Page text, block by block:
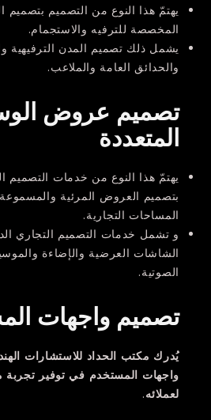
يهتمّ هذا النوع من التصميم بتصميم
المخصصة للترفيه والاستجمام.
يشمل ذلك تصميم المدن الترفيهية
والحدائق العامة والملاعب.
تصميم عروض
المتعددة
يهتمّ هذا النوع من خدمات التصميم
بتصميم العروض المرئية
المساحات التجارية.
و تشمل خدمات التصميم التجاري
الشاشات العرضية والإضاءة
الصوتية.
تصميم واجهات
يُدرك مكتب الحداد للاستشارات
واجهات المستخدم في توفير تجربة
لعملائه.